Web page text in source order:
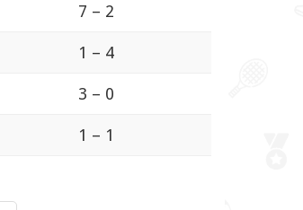
7 – 2
1 – 4
3 – 0
1 – 1